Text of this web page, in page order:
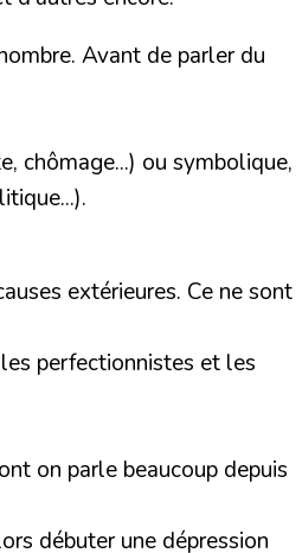
Avant de parler du
chômage...) ou symbolique,
extérieures. Ce ne sont
perfectionnistes et les
on parle beaucoup depuis
débuter une dépression